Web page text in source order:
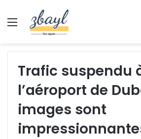
Menu
Trafic suspendu
l’aéroport de
images sont